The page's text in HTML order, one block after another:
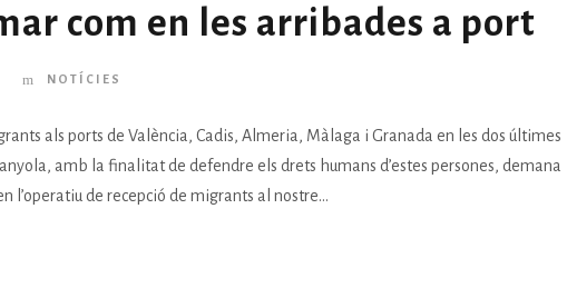
com en les arribades a port
NOTÍCIES
als ports de València, Cadis, Almeria, Màlaga i Granada en les dos últimes
amb la finalitat de defendre els drets humans d’estes persones, demana
l’operatiu de recepció de migrants al nostre...